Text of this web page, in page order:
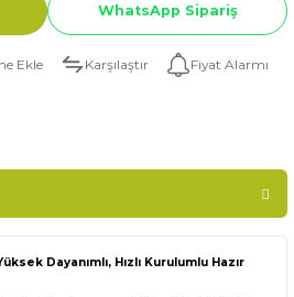
WhatsApp Sipariş
Karşılaştır Fiyat Alarmı
Dayanımlı, Hızlı Kurulumlu Hazır